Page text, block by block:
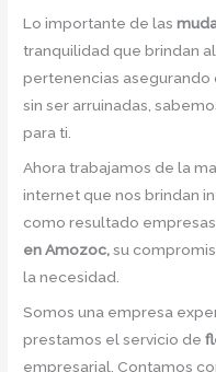
Lo importante de las
tranquilidad que brindan
pertenencias asegurando
sin ser arruinadas,
para ti.
Ahora trabajamos de la
internet que nos brindan
como resultado
en Amozoc,su
la necesidad.
Somos una empresa
prestamos el servicio de
empresarial. Contamos